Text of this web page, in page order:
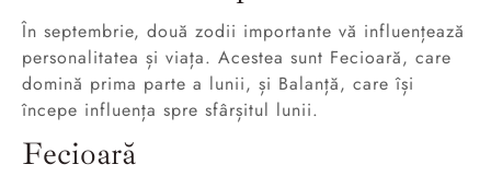
În septembrie, două zodii importante vă influențează
personalitatea și viața. Acestea sunt Fecioară, care
domină prima parte a lunii, și Balanță, care își
începe influența spre sfârșitul lunii.
Fecioară